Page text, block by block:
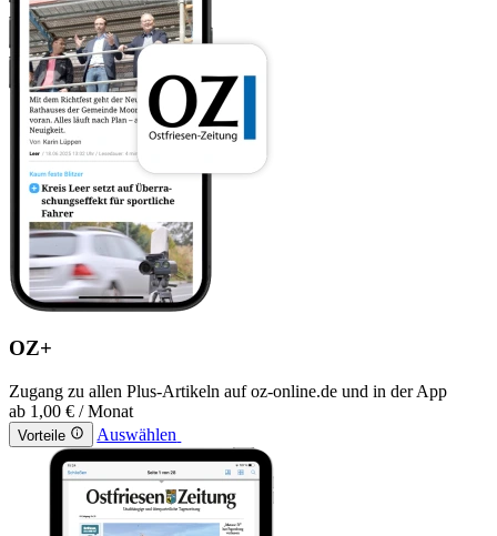
OZ+
Zugang zu allen Plus-Artikeln auf oz-online.de und in der App
ab 1,00 € / Monat
Vorteile Auswählen